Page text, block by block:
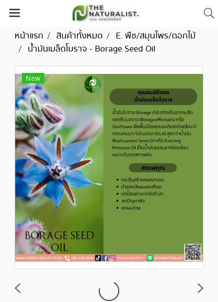
หน้าแรก สินค้าทั้งหมด
E. พืช/สมุนไพร/ดอกไม้
น้ำมันเมล็ดโบราจ - Borage Seed Oil
New